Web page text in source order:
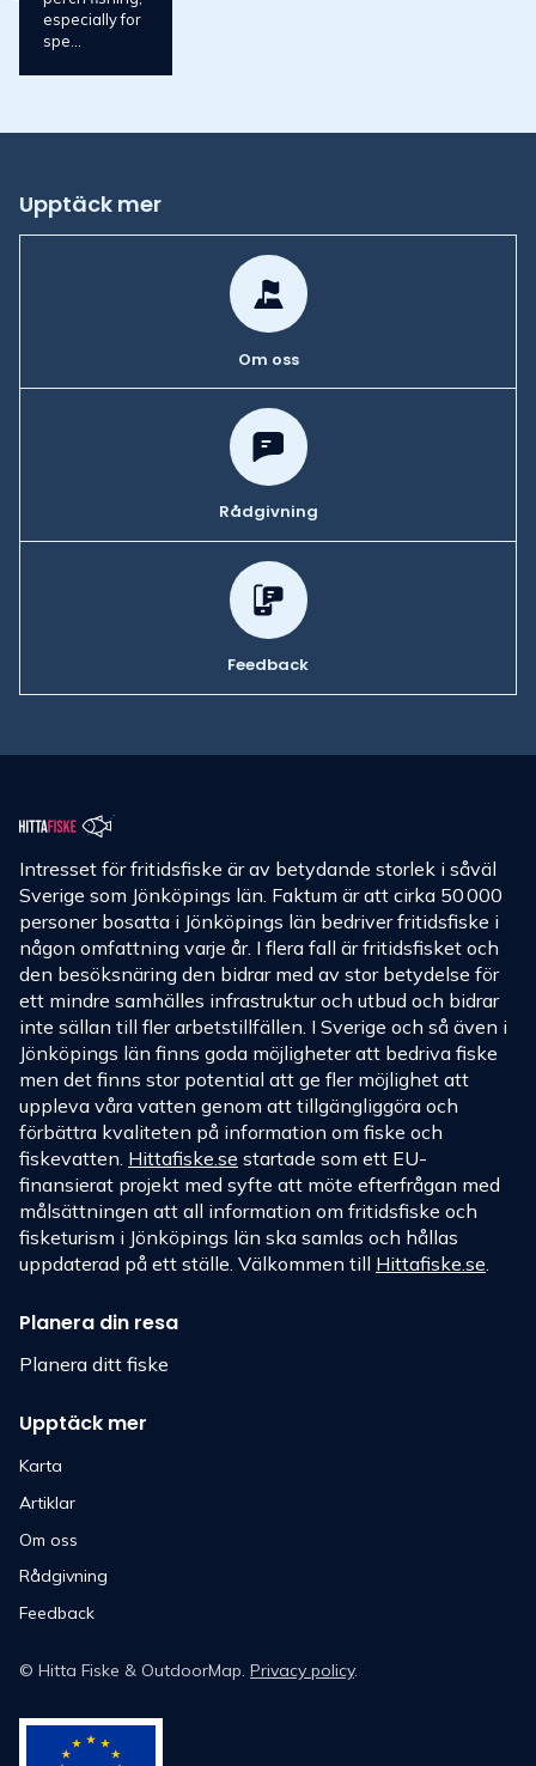
especially for
spe...
Upptäck mer
Om oss
Rådgivning
Feedback
Intresset för fritidsfiske är av betydande storlek i såväl
Sverige som Jönköpings län. Faktum är att cirka 50 000
personer bosatta i Jönköpings län bedriver fritidsfiske i
någon omfattning varje år. I flera fall är fritidsfisket och
den besöksnäring den bidrar med av stor betydelse för
ett mindre samhälles infrastruktur och utbud och bidrar
inte sällan till fler arbetstillfällen. I Sverige och så även i
Jönköpings län finns goda möjligheter att bedriva fiske
men det finns stor potential att ge fler möjlighet att
uppleva våra vatten genom att tillgängliggöra och
förbättra kvaliteten på information om fiske och
fiskevatten. Hittafiske.se startade som ett EU-
finansierat projekt med syfte att möte efterfrågan med
målsättningen att all information om fritidsfiske och
fisketurism i Jönköpings län ska samlas och hållas
uppdaterad på ett ställe. Välkommen till Hittafiske.se.
Planera din resa
Planera ditt fiske
Upptäck mer
Karta
Artiklar
Om oss
Rådgivning
Feedback
© Hitta Fiske & OutdoorMap. Privacy policy.